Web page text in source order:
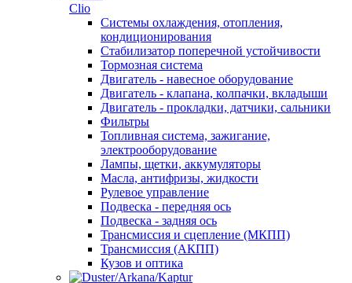
Clio
Системы охлаждения, отопления,
кондиционирования
Стабилизатор поперечной устойчивости
Тормозная система
Двигатель - навесное оборудование
Двигатель - клапана, колпачки, вкладыши
Двигатель - прокладки, датчики, сальники
Фильтры
Топливная система, зажигание,
электрооборудование
Лампы, щетки, аккумуляторы
Масла, антифризы, жидкости
Рулевое управление
Подвеска - передняя ось
Подвеска - задняя ось
Трансмиссия и сцепление (МКПП)
Трансмиссия (АКПП)
Кузов и оптика